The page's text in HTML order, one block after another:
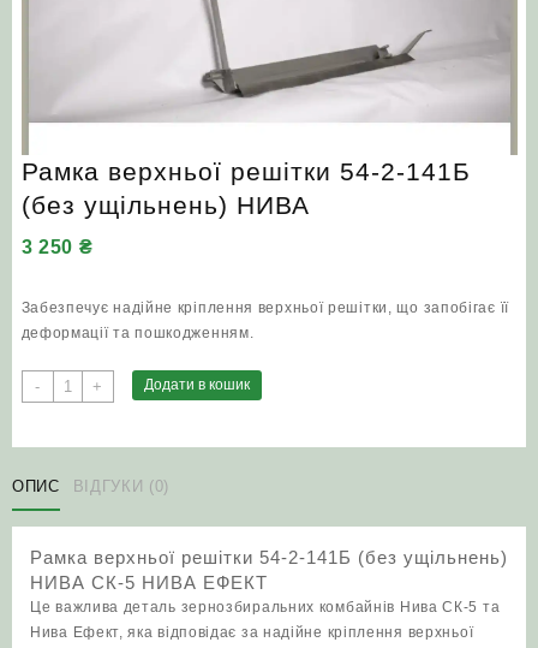
Рамка верхньої решітки 54-2-141Б
(без ущільнень) НИВА
3 250 ₴
Забезпечує надійне кріплення верхньої решітки, що запобігає її
деформації та пошкодженням.
-
Рамка
верхньої
2-
141Б
ущільнень)
НИВА
кількість
+ Додати в кошик
ОПИС ВІДГУКИ (0)
Рамка верхньої решітки 54-2-141Б (без ущільнень)
НИВА СК-5 НИВА ЕФЕКТ
Це важлива деталь зернозбиральних комбайнів Нива СК-5 та
Нива Ефект, яка відповідає за надійне кріплення верхньої